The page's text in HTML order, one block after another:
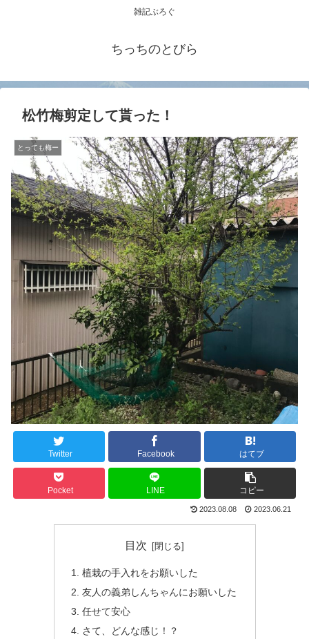
雑記ぶろぐ
ちっちのとびら
松竹梅剪定して貰った！
とっても梅ー
Twitter Facebook はてブ
Pocket LINE コピー
2023.08.08 2023.06.21
目次
植栽の手入れをお願いした
友人の義弟しんちゃんにお願いした
任せて安心
さて、どんな感じ！？